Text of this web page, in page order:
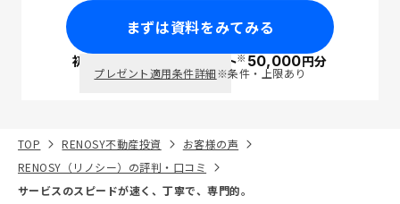
まずは資料をみてみる
初回面談で ポイント※50,000円分
プレゼント適用条件詳細※条件・上限あり
TOP RENOSY不動産投資
お客様の声
RENOSY（リノシー）の評判・口コミ
サービスのスピードが速く、丁寧で、専門的。